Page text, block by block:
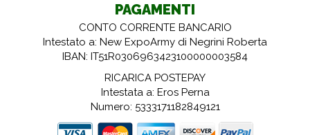
PAGAMENTI
CONTO CORRENTE BANCARIO
Intestato a: New ExpoArmy di Negrini Roberta
IBAN: IT51R0306963423100000003584
RICARICA POSTEPAY
Intestata a: Eros Perna
Numero: 5333171182849121